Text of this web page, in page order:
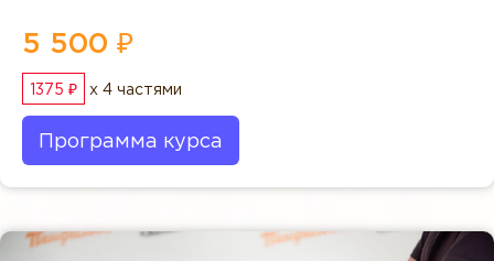
5 500 ₽
1375 ₽ x 4 частями
Программа курса